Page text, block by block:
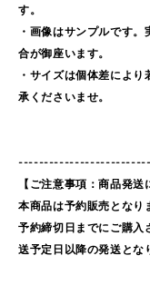
す。
・画像はサンプルです
合が御座います。
・サイズは個体差によ
承くださいませ。
【ご注意事項：商品発送
本商品は予約販売となり
予約締切日までにご購入
送予定日以降の発送とな